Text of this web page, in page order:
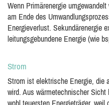
Wenn Primärenergie
am Ende des
Energieverlust. Sekundärenergie
leitungsgebundene Energie (wie
Strom
Strom ist elektrische Energie, die
wird. Aus wärmetechnischer